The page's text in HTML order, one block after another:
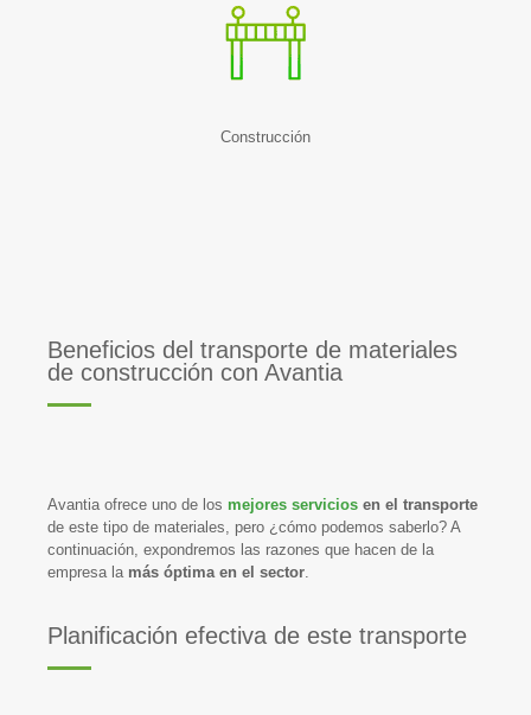
Construcción
Beneficios del transporte de materiales
de construcción con Avantia
Avantia ofrece uno de los mejores servicios en el transporte
de este tipo de materiales, pero ¿cómo podemos saberlo? A
continuación, expondremos las razones que hacen de la
empresa la más óptima en el sector
Planificación efectiva de este transporte